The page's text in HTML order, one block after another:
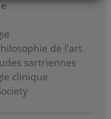
de l'art
sartriennes
clinique